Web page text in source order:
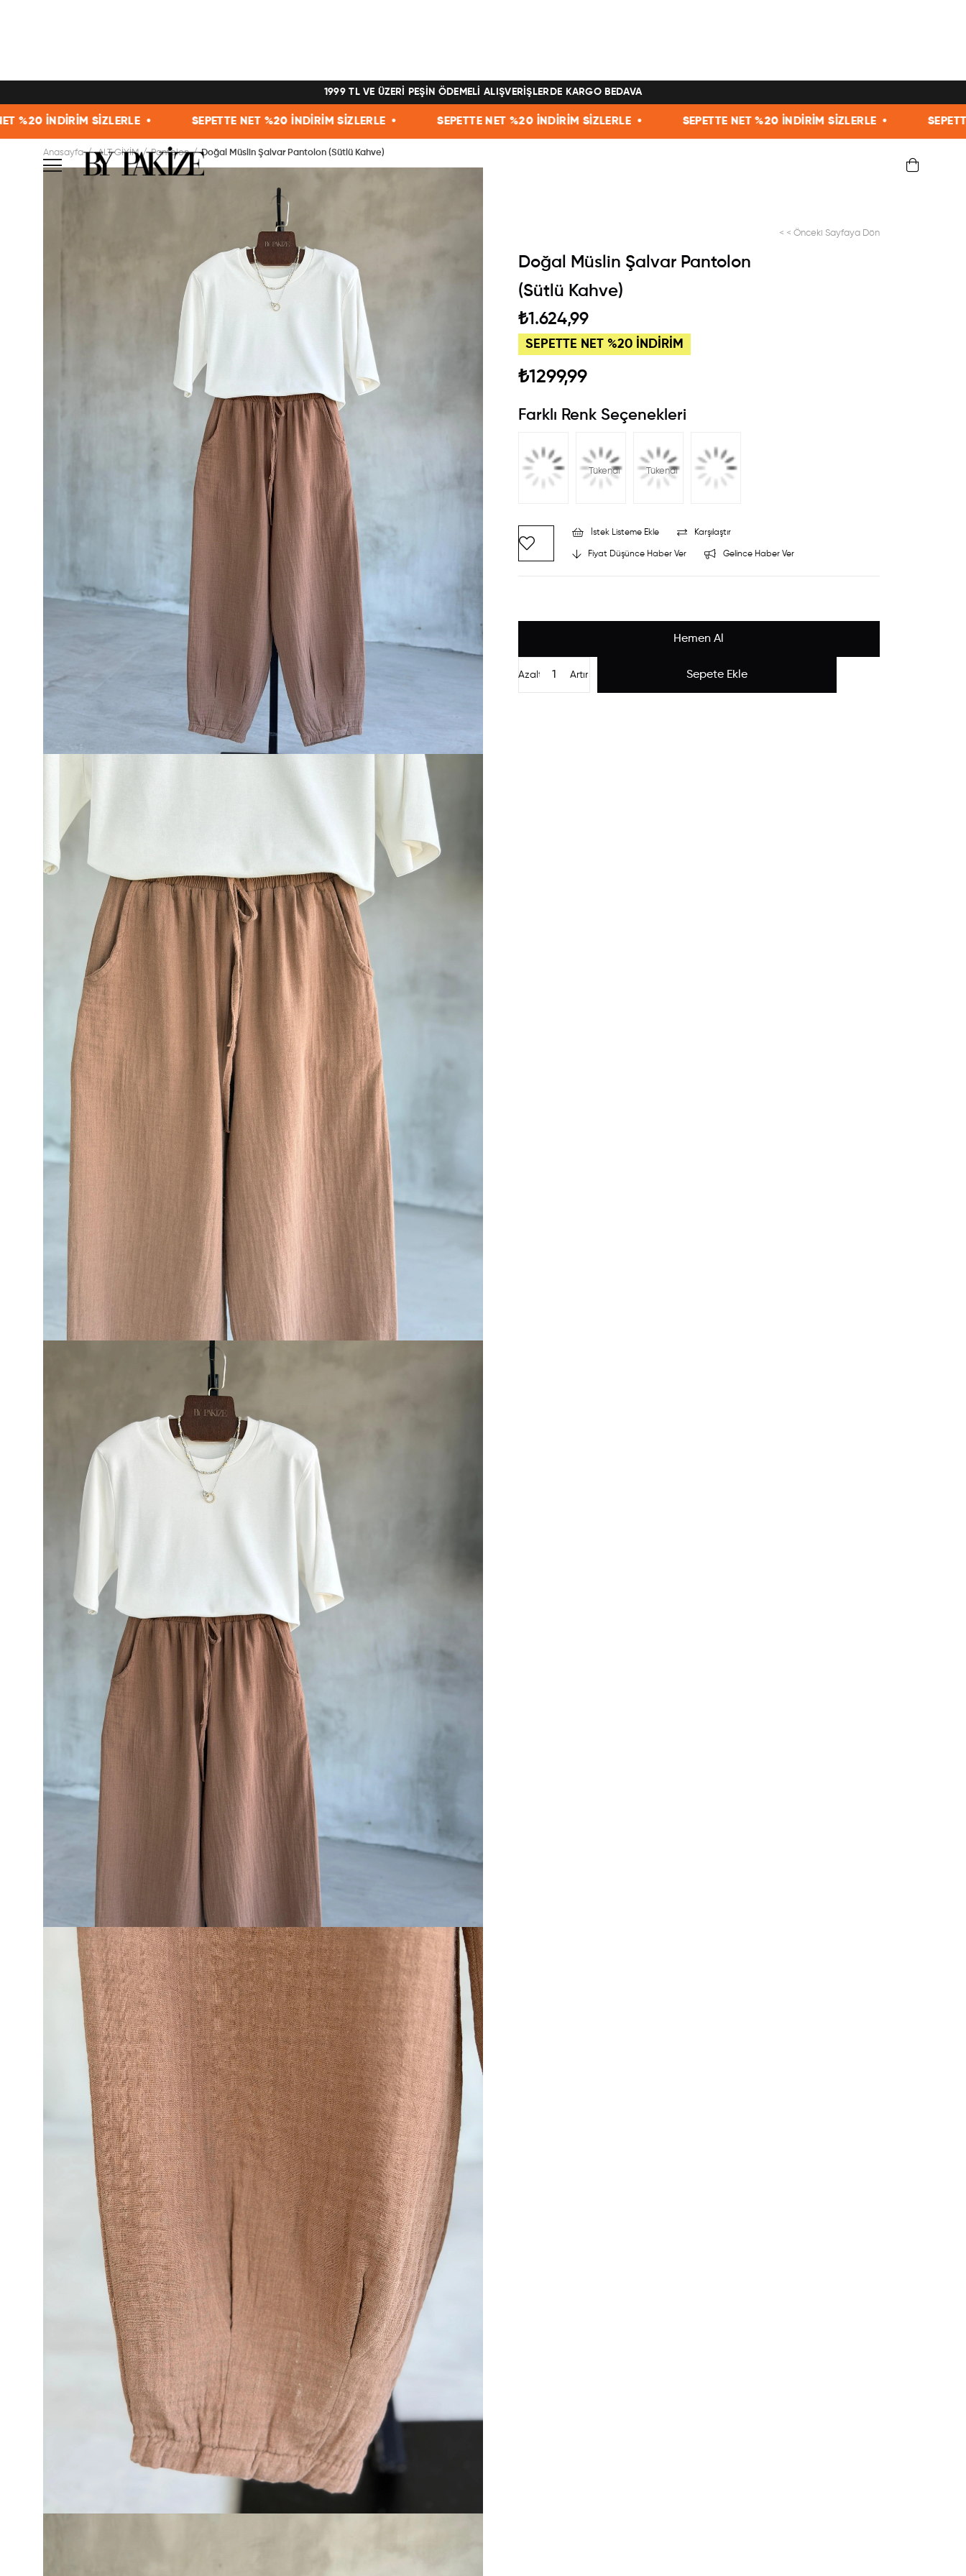
1999 TL VE ÜZERİ PEŞİN ÖDEMELİ ALIŞVERİŞLERDE KARGO BEDAVA
• SEPETTE NET %20 İNDİRİM SİZLERLE • SEPETTE NET %20 İNDİRİM SİZLERLE • SEPETTE NET %20 İNDİRİM SİZLERLE • SEPETTE NET %20 İNDİRİM
Anasayfa ALT GİYİM Pantolon Doğal Müslin Şalvar Pantolon (Sütlü Kahve)
< < Önceki Sayfaya Dön
Doğal Müslin Şalvar Pantolon
(Sütlü Kahve)
₺1.624,99
SEPETTE NET %20 İNDİRİM
₺1299,99
Farklı Renk Seçenekleri
Tükendi Tükendi
İstek Listeme Ekle Karşılaştır
Fiyat Düşünce Haber Ver Gelince Haber Ver
Artır
Azalt